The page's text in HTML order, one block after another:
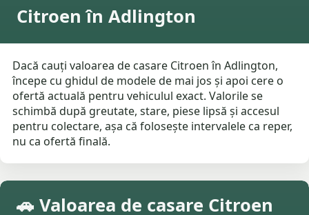
Citroen în Adlington
Dacă cauți valoarea de casare Citroen în Adlington,
începe cu ghidul de modele de mai jos și apoi cere o
ofertă actuală pentru vehiculul exact. Valorile se
schimbă după greutate, stare, piese lipsă și accesul
pentru colectare, așa că folosește intervalele ca reper,
nu ca ofertă finală.
🚗 Valoarea de casare Citroen